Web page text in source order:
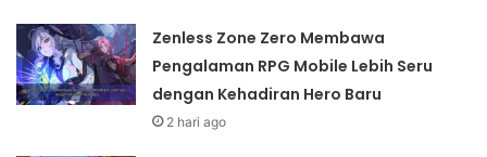
Zenless Zone Zero Membawa
Pengalaman RPG Mobile Lebih Seru
dengan Kehadiran Hero Baru
2 hari ago